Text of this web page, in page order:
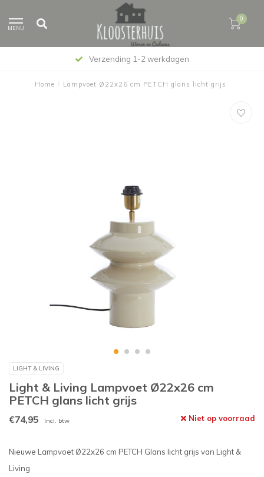
MENU
0
Verzending 1-2 werkdagen
Home / Lampvoet Ø22x26 cm PETCH glans licht grijs
LIGHT & LIVING
Light & Living Lampvoet Ø22x26 cm
PETCH glans licht grijs
€74,95 Incl. btw Niet op voorraad
Nieuwe Lampvoet Ø22x26 cm PETCH Glans licht grijs van Light &
Living